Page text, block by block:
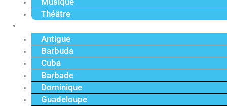
Théâtre
Antigue
Barbuda
Cuba
Barbade
Dominique
Guadeloupe